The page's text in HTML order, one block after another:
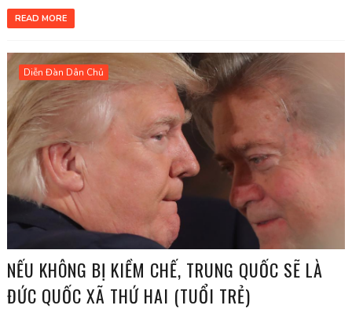
READ MORE
Diễn Đàn Dân Chủ
NẾU KHÔNG BỊ KIỀM CHẾ, TRUNG QUỐC SẼ LÀ
ĐỨC QUỐC XÃ THỨ HAI (TUỔI TRẺ)